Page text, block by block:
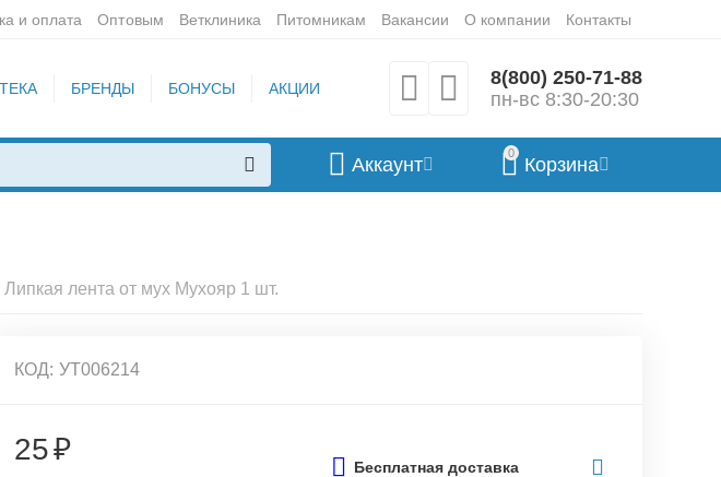
и оплата Оптовым Ветклиника Питомникам Вакансии О компании Контакты
БРЕНДЫ БОНУСЫ АКЦИИ
8(800) 250-71-88
пн-вс 8:30-20:30
0
Корзина
Аккаунт
Липкая лента от мух Мухояр 1 шт.
КОД: УТ006214
25₽
Бесплатная доставка